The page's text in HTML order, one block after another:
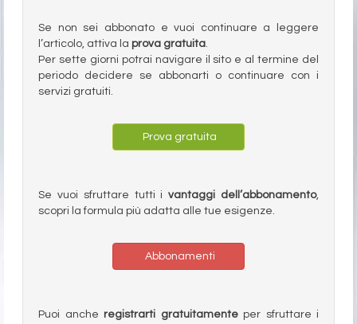
Se non sei abbonato e vuoi continuare a leggere
l’articolo, attiva la prova gratuita.
Per sette giorni potrai navigare il sito e al termine del
periodo decidere se abbonarti o continuare con i
servizi gratuiti.
Prova gratuita
Se vuoi sfruttare tutti ivantaggi dell’abbonamento,
scopri la formula più adatta alle tue esigenze.
Abbonamenti
Puoi anche registrarti gratuitamenteper sfruttare i